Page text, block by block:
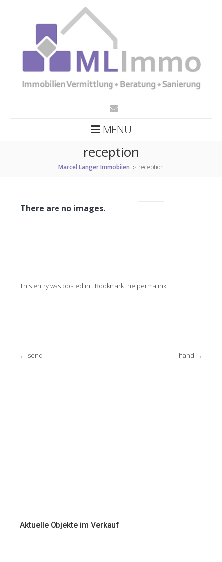
MENU
reception
Marcel Langer Immobiien > reception
There are no images.
This entry was posted in . Bookmark the permalink.
Post
← send hand →
Aktuelle Objekte im Verkauf